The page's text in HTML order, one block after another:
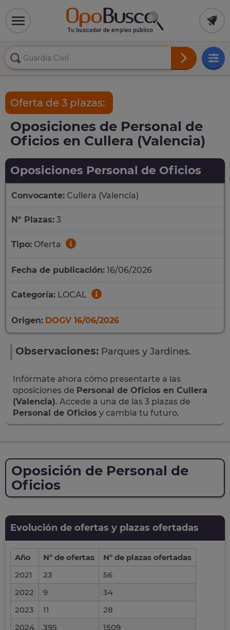
Oferta de 3 plazas:
Oposiciones de Personal de
Oficios en Cullera (Valencia)
Oposiciones Personal de Oficios
Convocante: Cullera (Valencia)
Nº Plazas: 3
Tipo: Oferta
Fecha de publicación: 16/06/2026
Categoría: LOCAL
Origen: DOGV 16/06/2026
Observaciones: Parques y Jardines.
Infórmate ahora cómo presentarte a las
oposiciones de Personal de Oficios en Cullera
(Valencia). Accede a una de las 3 plazas de
Personal de Oficios y cambia tu futuro.
Oposición de Personal de
Oficios
Evolución de ofertas y plazas ofertadas
Año Nº de ofertas
Nº de plazas ofertadas
2021
23
56
2022
9
34
2023
11
28
2024
395
1509